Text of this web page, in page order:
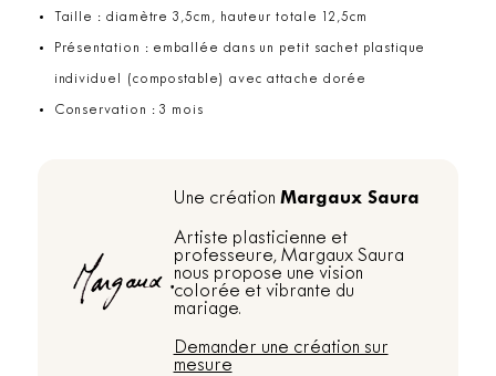
Taille : diamètre 3,5cm, hauteur totale 12,5cm
Présentation : emballée dans un petit sachet plastique
individuel (compostable) avec attache dorée
Conservation : 3 mois
Une création Margaux Saura
Artiste plasticienne et
professeure, Margaux Saura
nous propose une vision
colorée et vibrante du
mariage.
Demander une création sur
mesure